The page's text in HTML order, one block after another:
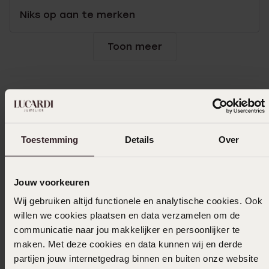
Toestemming Details Over
Jouw voorkeuren
Wij gebruiken altijd functionele en analytische cookies. Ook
willen we cookies plaatsen en data verzamelen om de
communicatie naar jou makkelijker en persoonlijker te
maken. Met deze cookies en data kunnen wij en derde
partijen jouw internetgedrag binnen en buiten onze website
Niks op aan te merken
Toon meer
Ook leuk voor jou